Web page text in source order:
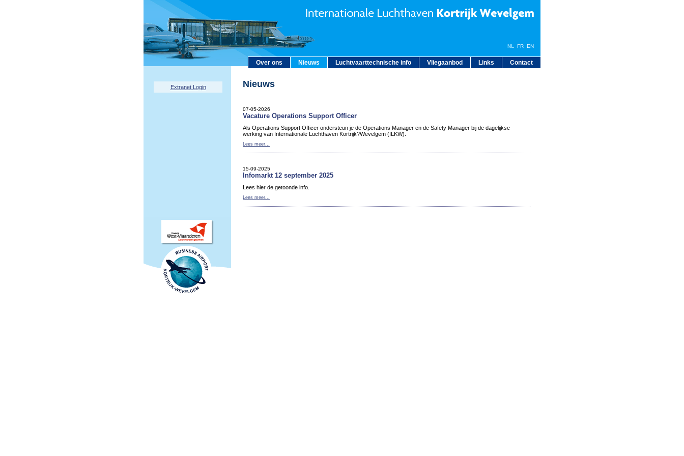
Over ons Nieuws Luchtvaarttechnische info Vliegaanbod Links Contact
NL FR EN
Extranet Login Nieuws
07-05-2026
Vacature Operations Support Officer
Als Operations Support Officer ondersteun je de Operations Manager en de Safety Manager bij de dagelijkse
werking van Internationale Luchthaven Kortrijk?Wevelgem (ILKW).
Lees meer...
15-09-2025
Infomarkt 12 september 2025
Lees hier de getoonde info.
Lees meer...